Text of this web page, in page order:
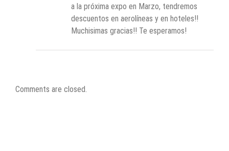
a la próxima expo en Marzo, tendremos
descuentos en aerolíneas y en hoteles!!
Muchisimas gracias!! Te esperamos!
Comments are closed.